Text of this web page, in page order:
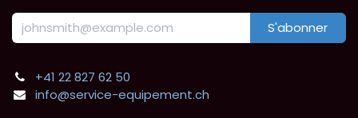
S'abonner
+41 22 827 62 50
info@service-equipement.ch